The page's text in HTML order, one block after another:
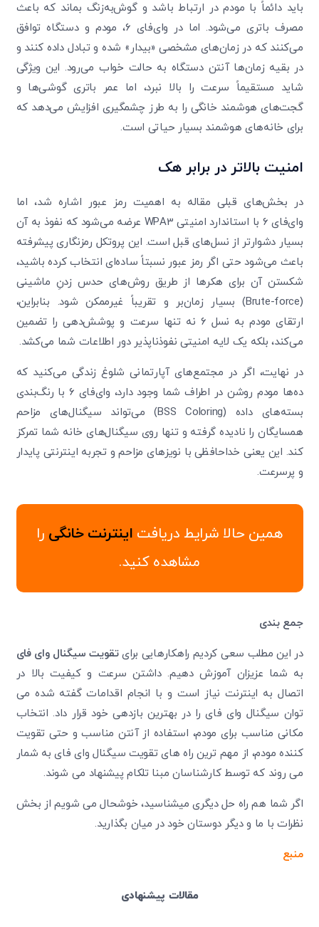
باید دائماً با مودم در ارتباط باشد و گوش‌به‌زنگ بماند که باعث
مصرف باتری می‌شود. اما در وای‌فای ۶، مودم و دستگاه توافق
می‌کنند که در زمان‌های مشخصی «بیدار» شده و تبادل داده کنند و
در بقیه زمان‌ها آنتن دستگاه به حالت خواب می‌رود. این ویژگی
شاید مستقیماً سرعت را بالا نبرد، اما عمر باتری گوشی‌ها و
گجت‌های هوشمند خانگی را به طرز چشمگیری افزایش می‌دهد که
برای خانه‌های هوشمند بسیار حیاتی است.
امنیت بالاتر در برابر هک
در بخش‌های قبلی مقاله به اهمیت رمز عبور اشاره شد، اما
وای‌فای ۶ با استاندارد امنیتی WPA3 عرضه می‌شود که نفوذ به آن
بسیار دشوارتر از نسل‌های قبل است. این پروتکل رمزنگاری پیشرفته
باعث می‌شود حتی اگر رمز عبور نسبتاً ساده‌ای انتخاب کرده باشید،
شکستن آن برای هکرها از طریق روش‌های حدس زدنِ ماشینی
(Brute-force) بسیار زمان‌بر و تقریباً غیرممکن شود. بنابراین،
ارتقای مودم به نسل ۶ نه تنها سرعت و پوشش‌دهی را تضمین
می‌کند، بلکه یک لایه امنیتی نفوذناپذیر دور اطلاعات شما می‌کشد.
در نهایت، اگر در مجتمع‌های آپارتمانی شلوغ زندگی می‌کنید که
ده‌ها مودم روشن در اطراف شما وجود دارد، وای‌فای ۶ با رنگ‌بندی
بسته‌های داده (BSS Coloring) می‌تواند سیگنال‌های مزاحم
همسایگان را نادیده گرفته و تنها روی سیگنال‌های خانه شما تمرکز
کند. این یعنی خداحافظی با نویزهای مزاحم و تجربه اینترنتی پایدار
و پرسرعت.
همین حالا شرایط دریافت اینترنت خانگی را
مشاهده کنید.
جمع بندی
در این مطلب سعی کردیم راهکارهایی برایتقویت سیگنال وای فای
به شما عزیزان آموزش دهیم. داشتن سرعت و کیفیت بالا در
اتصال به اینترنت نیاز است و با انجام اقدامات گفته شده می
توان سیگنال وای فای را در بهترین بازدهی خود قرار داد. انتخاب
مکانی مناسب برای مودم، استفاده از آنتن مناسب و حتی تقویت
کننده مودم، از مهم ترین راه های تقویت سیگنال وای فای به شمار
می روند که توسط کارشناسان مبنا تلکام پیشنهاد می شوند.
اگر شما هم راه حل دیگری میشناسید، خوشحال می شویم از بخش
نظرات با ما و دیگر دوستان خود در میان بگذارید.
منبع
مقالات پیشنهادی